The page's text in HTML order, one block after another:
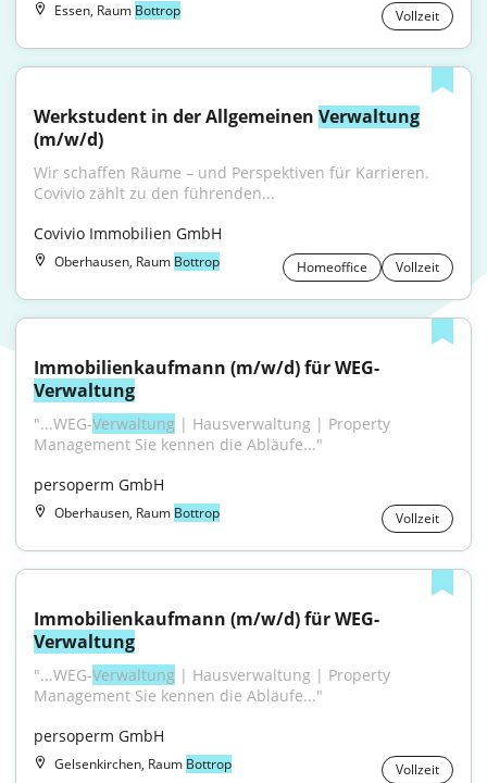
Essen, Raum Bottrop Vollzeit
Werkstudent in der Allgemeinen Verwaltung
(m/w/d)
Wir schaffen Räume – und Perspektiven für Karrieren.
Covivio zählt zu den führenden...
Covivio Immobilien GmbH
Oberhausen, Raum Bottrop Homeoffice Vollzeit
Immobilienkaufmann (m/w/d) für WEG-
Verwaltung
"...WEG-Verwaltung | Hausverwaltung | Property
Management Sie kennen die Abläufe..."
persoperm GmbH
Oberhausen, Raum Bottrop Vollzeit
Immobilienkaufmann (m/w/d) für WEG-
Verwaltung
"...WEG-Verwaltung | Hausverwaltung | Property
Management Sie kennen die Abläufe..."
persoperm GmbH
Gelsenkirchen, Raum Bottrop Vollzeit